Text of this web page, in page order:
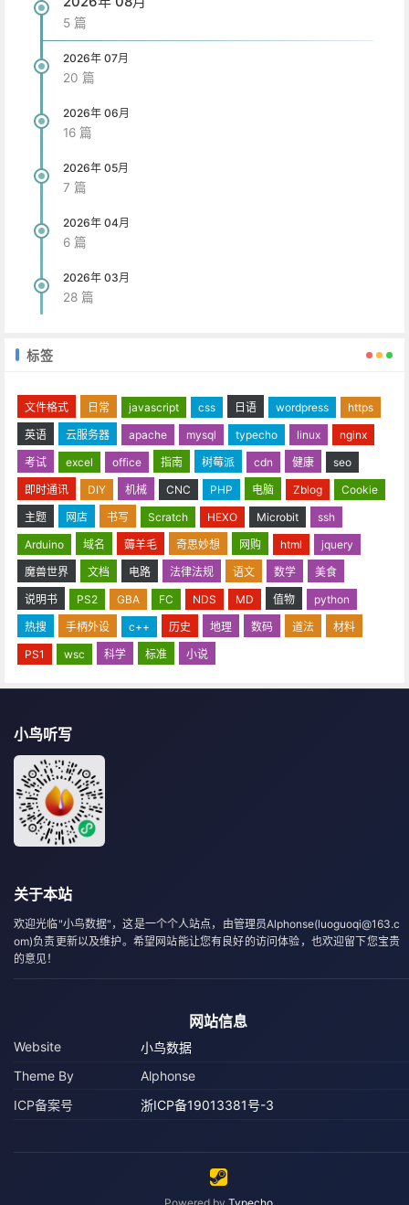
5 篇
2026年 07月
20 篇
2026年 06月
16 篇
2026年 05月
7 篇
2026年 04月
6 篇
2026年 03月
28 篇
标签
文件格式 日常 javascript css 日语 wordpress
https
英语
云服务器 apache mysql typecho linux
nginx
考试
excel office 指南 树莓派 cdn 健康
seo
即时通讯
DIY 机械 CNC PHP 电脑 Zblog
Cookie
主题
网店 书写 Scratch HEXO Microbit
ssh
Arduino
域名 薅羊毛 奇思妙想 网购 html
jquery
魔兽世界
文档 电路 法律法规 语文 数学
美食
说明书
PS2 GBA FC NDS MD 值物
python
热搜
手柄外设 c++ 历史 地理 数码 道法
材料
PS1
wsc 科学 标准 小说
小鸟听写
关于本站
欢迎光临"小鸟数据"，这是一个个人站点，由管理员Alphonse(luoguoqi@163.c
om)负责更新以及维护。希望网站能让您有良好的访问体验，也欢迎留下您宝贵
的意见！
网站信息
Website
小鸟数据
Theme By
Alphonse
ICP备案号
浙ICP备19013381号-3